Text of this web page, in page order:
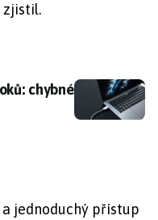
zjistil.
chybné nabíjení.
chybné
jednoduchý přístup